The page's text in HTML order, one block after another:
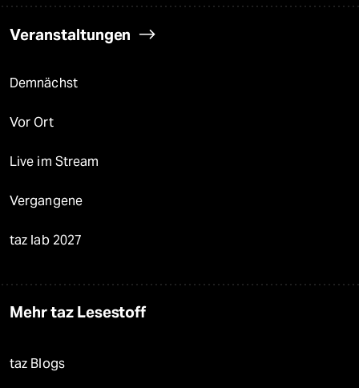
Veranstaltungen
Demnächst
Vor Ort
Live im Stream
Vergangene
taz lab 2027
Mehr taz Lesestoff
taz Blogs